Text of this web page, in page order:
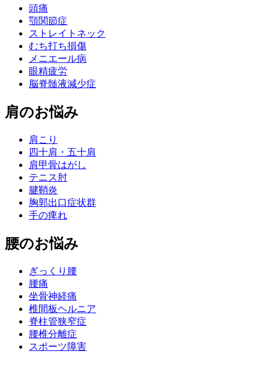
頭痛
顎関節症
ストレイトネック
むち打ち損傷
メニエール病
眼精疲労
脳脊髄液減少症
肩のお悩み
肩こり
四十肩・五十肩
肩甲骨はがし
テニス肘
腱鞘炎
胸郭出口症状群
手の痺れ
腰のお悩み
ぎっくり腰
腰痛
坐骨神経痛
椎間板ヘルニア
脊柱管狭窄症
腰椎分離症
スポーツ障害